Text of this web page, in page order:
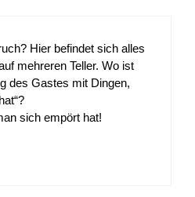
Hier befindet sich alles
mehreren Teller. Wo ist
des Gastes mit Dingen,
sich empört hat!